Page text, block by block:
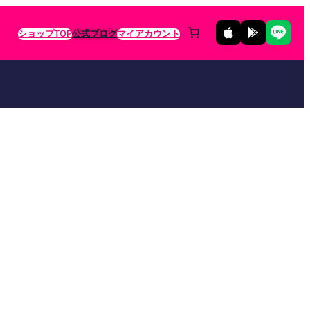
ショップTOP公式ブログマイアカウント